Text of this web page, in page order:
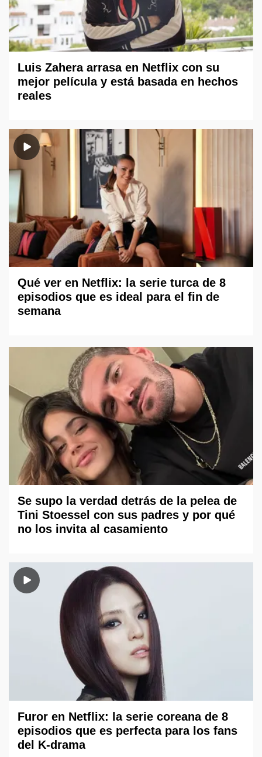
Luis Zahera arrasa en Netflix con su
mejor película y está basada en hechos
reales
Qué ver en Netflix: la serie turca de 8
episodios que es ideal para el fin de
semana
Se supo la verdad detrás de la pelea de
Tini Stoessel con sus padres y por qué
no los invita al casamiento
Furor en Netflix: la serie coreana de 8
episodios que es perfecta para los fans
del K-drama